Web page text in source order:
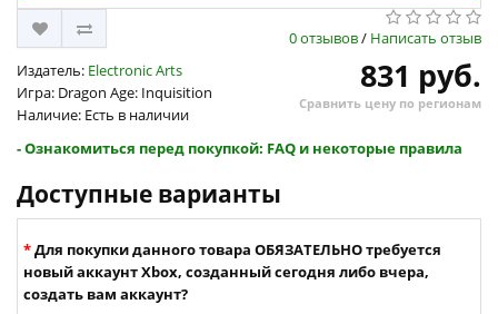
0 отзывов/ Написать отзыв
Издатель: Electronic Arts
Игра: Dragon Age: Inquisition
Наличие: Есть в наличии
831 руб.
Сравнить цену по регионам
- Ознакомиться перед покупкой: FAQ и некоторые правила
Доступные варианты
Для покупки данного товара ОБЯЗАТЕЛЬНО требуется
новый аккаунт Xbox, созданный сегодня либо вчера,
создать вам аккаунт?